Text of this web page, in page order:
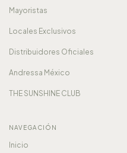
Mayoristas
Locales Exclusivos
Distribuidores Oficiales
Andressa México
THE SUNSHINE CLUB
NAVEGACIÓN
Inicio